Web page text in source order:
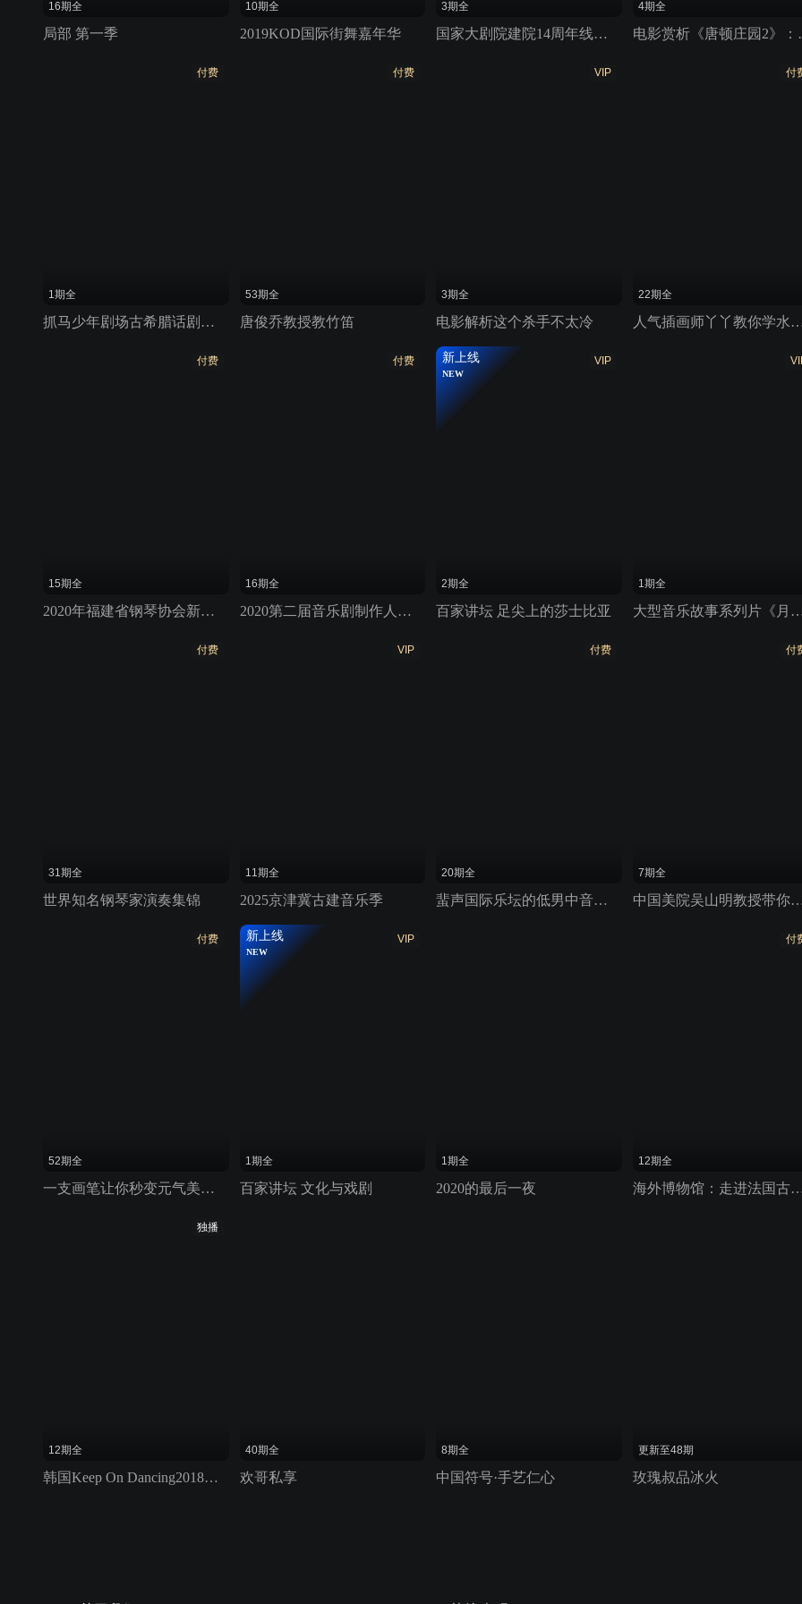
16期全
局部 第一季
10期全
2019KOD国际街舞嘉年华
3期全
国家大剧院建院14周年线上特别节目——帧享XR特辑
4期全
电影赏析
付费
1期全
抓马少年剧场古希腊话剧演出《塑》
付费
53期全
唐俊乔教授教竹笛
VIP
3期全
电影解析这个杀手不太冷
付
22期全
人气插画师丫丫教你学水彩，钢笔人物淡彩零基础入门课
付费
15期全
2020年福建省钢琴协会新年音乐会
付费
16期全
2020第二届音乐剧制作人研修班
VIP
新上线
NEW
2期全
百家讲坛 足尖上的莎士比亚
1期全
大型音乐故事系列片《月缘》第一季
付费
31期全
世界知名钢琴家演奏集锦
VIP
11期全
2025京津冀古建音乐季
付费
20期全
蜚声国际乐坛的低男中音歌唱家沈洋美声唱法课程
付
7期全
中国美院吴山明教授带你走近国画
付费
52期全
一支画笔让你秒变元气美少女
VIP
新上线
NEW
1期全
百家讲坛 文化与戏剧
1期全
2020的最后一夜
付
12期全
海外博物馆：走进法国古典艺术殿堂-卢浮宫
独播
12期全
韩国Keep On Dancing2018年世界杯韩国国家队选拔赛
40期全
欢哥私享
8期全
中国符号·手艺仁心
更新至48期
玫瑰叔品冰火